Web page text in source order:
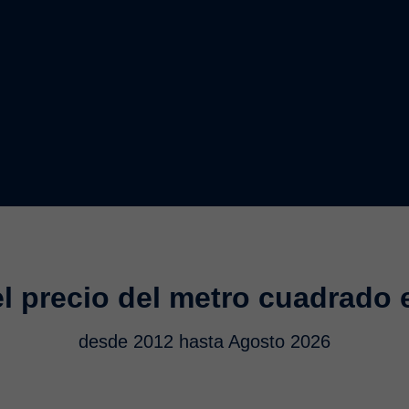
precio del metro cuadrado
desde 2012 hasta Agosto 2026